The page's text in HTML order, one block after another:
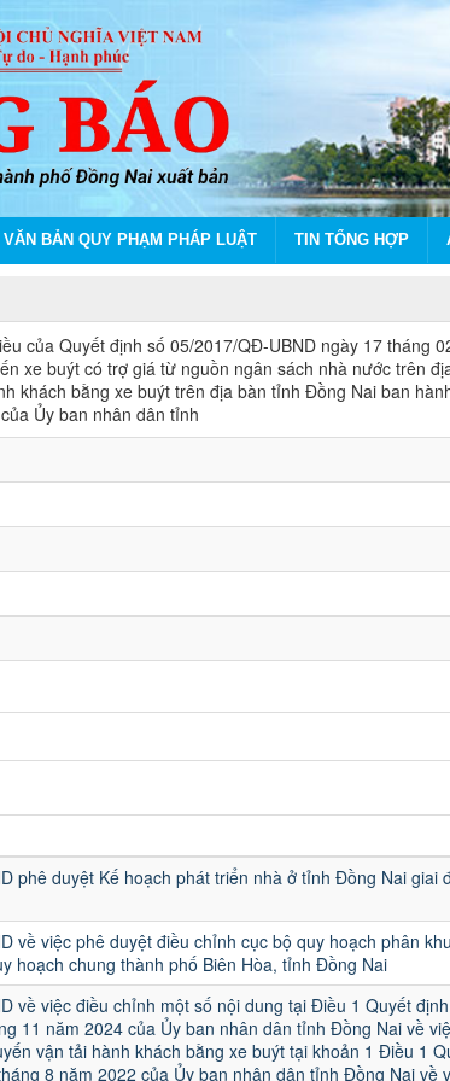
VĂN BẢN QUY PHẠM PHÁP LUẬT TIN TỔNG HỢP
sung một số điều của Quyết định số
của Quyết định số 05/2017/QĐ-UBND ngày 17 tháng
xe buýt có trợ giá từ nguồn ngân sách nhà nước trên
khách bằng xe buýt trên địa bàn tỉnh Đồng Nai ban
Ủy ban nhân dân tỉnh
phê duyệt Kế hoạch phát triển nhà ở tỉnh Đồng Nai giai
về việc phê duyệt điều chỉnh cục bộ quy hoạch phân
hoạch chung thành phố Biên Hòa, tỉnh Đồng Nai
về việc điều chỉnh một số nội dung tại Điều 1 Quyết
11 năm 2024 của Ủy ban nhân dân tỉnh Đồng Nai về
vận tải hành khách bằng xe buýt tại khoản 1 Điều 1
8 năm 2022 của Ủy ban nhân dân tỉnh Đồng Nai về